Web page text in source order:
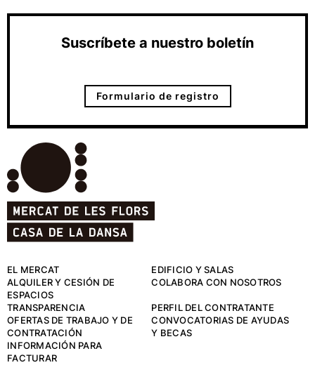
Suscríbete a nuestro boletín
Formulario de registro
EL MERCAT
EDIFICIO Y SALAS
ALQUILER Y CESIÓN DE
ESPACIOS
COLABORA CON NOSOTROS
TRANSPARENCIA
PERFIL DEL CONTRATANTE
OFERTAS DE TRABAJO Y DE
CONTRATACIÓN
CONVOCATORIAS DE AYUDAS
Y BECAS
INFORMACIÓN PARA
FACTURAR